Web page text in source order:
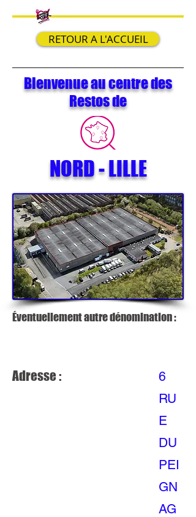
NORD - LILLE
Bienvenue au centre des
Restos de
Éventuellement autre dénomination :
Adresse :
6
RU
E
DU
PEI
GN
AG
RETOUR A L'ACCUEIL